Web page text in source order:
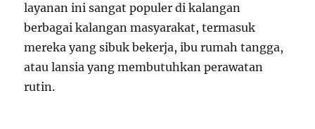
layanan ini sangat populer di kalangan
berbagai kalangan masyarakat, termasuk
mereka yang sibuk bekerja, ibu rumah tangga,
atau lansia yang membutuhkan perawatan
rutin.